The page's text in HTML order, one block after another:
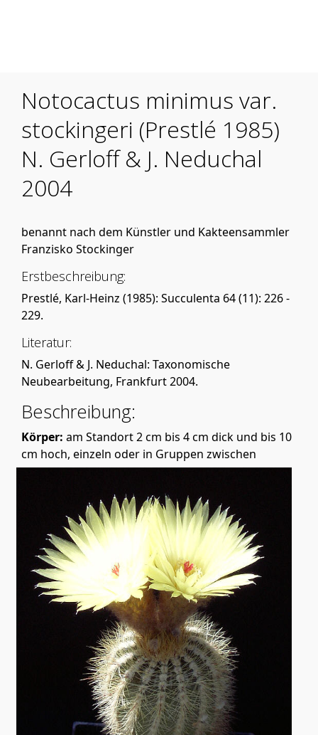
Notocactus minimus var.
stockingeri (Prestlé 1985)
N. Gerloff & J. Neduchal
2004
benannt nach dem Künstler und Kakteensammler
Franzisko Stockinger
Erstbeschreibung:
Prestlé, Karl-Heinz (1985): Succulenta 64 (11): 226 -
229.
Literatur:
N. Gerloff & J. Neduchal: Taxonomische
Neubearbeitung, Frankfurt 2004.
Beschreibung:
Körper: am Standort 2 cm bis 4 cm dick und bis 10
cm hoch, einzeln oder in Gruppen zwischen